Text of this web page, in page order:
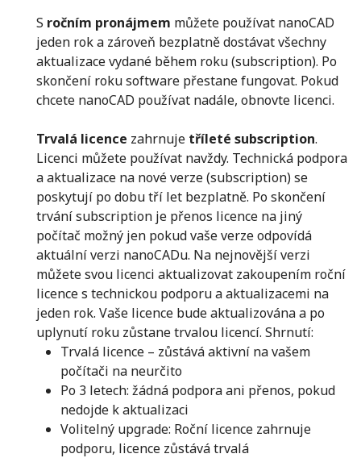
S ročním pronájmem můžete používat nanoCAD
jeden rok a zároveň bezplatně dostávat všechny
aktualizace vydané během roku (subscription). Po
skončení roku software přestane fungovat. Pokud
chcete nanoCAD používat nadále, obnovte licenci.
Trvalá licence zahrnuje tříleté subscription.
Licenci můžete používat navždy. Technická podpora
a aktualizace na nové verze (subscription) se
poskytují po dobu tří let bezplatně. Po skončení
trvání subscription je přenos licence na jiný
počítač možný jen pokud vaše verze odpovídá
aktuální verzi nanoCADu. Na nejnovější verzi
můžete svou licenci aktualizovat zakoupením roční
licence s technickou podporu a aktualizacemi na
jeden rok. Vaše licence bude aktualizována a po
uplynutí roku zůstane trvalou licencí. Shrnutí:
Trvalá licence – zůstává aktivní na vašem
počítači na neurčito
Po 3 letech: žádná podpora ani přenos, pokud
nedojde k aktualizaci
Volitelný upgrade: Roční licence zahrnuje
podporu, licence zůstává trvalá